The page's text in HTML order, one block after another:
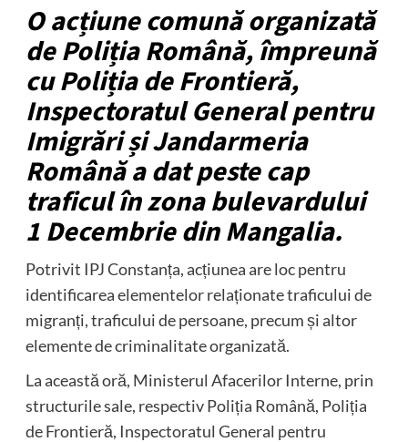
O acțiune comună organizată
de Poliția Română, împreună
cu Poliția de Frontieră,
Inspectoratul General pentru
Imigrări și Jandarmeria
Română a dat peste cap
traficul în zona bulevardului
1 Decembrie din Mangalia.
Potrivit IPJ Constanța, acțiunea are loc pentru
identificarea elementelor relaționate traficului de
migranți, traficului de persoane, precum și altor
elemente de criminalitate organizată.
La această oră, Ministerul Afacerilor Interne, prin
structurile sale, respectiv Poliția Română, Poliția
de Frontieră, Inspectoratul General pentru